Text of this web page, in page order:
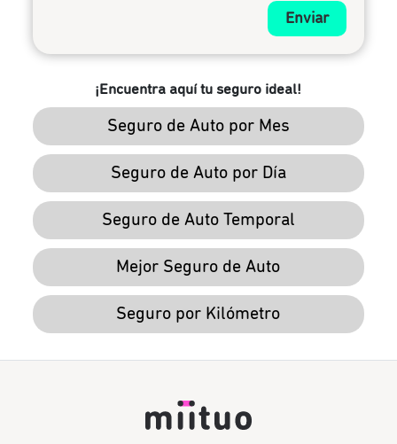
Enviar
¡Encuentra aquí tu seguro ideal!
Seguro de Auto por Mes
Seguro de Auto por Día
Seguro de Auto Temporal
Mejor Seguro de Auto
Seguro por Kilómetro